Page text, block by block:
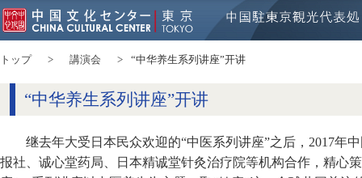
トップ 講演会 “中华养生系列讲座”开讲
“中华养生系列讲座”开讲
继去年大受日本民众欢迎的“中医系列讲座”之后，2017年
报社、诚心堂药局、日本精诚堂针灸治疗院等机构合作，精心